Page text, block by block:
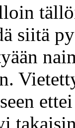
siitä